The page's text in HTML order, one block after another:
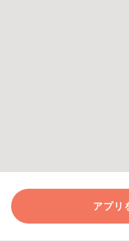
アプリ